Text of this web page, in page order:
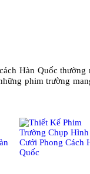
Hàn Quốc
phim trường